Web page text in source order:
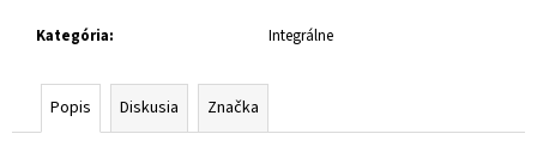
Kategória: Integrálne
Popis Diskusia Značka
XRC
BLACK
MATT
€243